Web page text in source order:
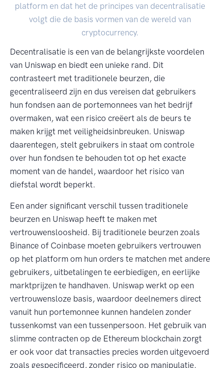
platform en dat het de principes van decentralisatie
volgt die de basis vormen van de wereld van
cryptocurrency.
Decentralisatie is een van de belangrijkste voordelen
van Uniswap en biedt een unieke rand. Dit
contrasteert met traditionele beurzen, die
gecentraliseerd zijn en dus vereisen dat gebruikers
hun fondsen aan de portemonnees van het bedrijf
overmaken, wat een risico creëert als de beurs te
maken krijgt met veiligheidsinbreuken. Uniswap
daarentegen, stelt gebruikers in staat om controle
over hun fondsen te behouden tot op het exacte
moment van de handel, waardoor het risico van
diefstal wordt beperkt.
Een ander significant verschil tussen traditionele
beurzen en Uniswap heeft te maken met
vertrouwensloosheid. Bij traditionele beurzen zoals
Binance of Coinbase moeten gebruikers vertrouwen
op het platform om hun orders te matchen met andere
gebruikers, uitbetalingen te eerbiedigen, en eerlijke
marktprijzen te handhaven. Uniswap werkt op een
vertrouwensloze basis, waardoor deelnemers direct
vanuit hun portemonnee kunnen handelen zonder
tussenkomst van een tussenpersoon. Het gebruik van
slimme contracten op de Ethereum blockchain zorgt
er ook voor dat transacties precies worden uitgevoerd
zoals gespecificeerd, zonder risico op manipulatie.